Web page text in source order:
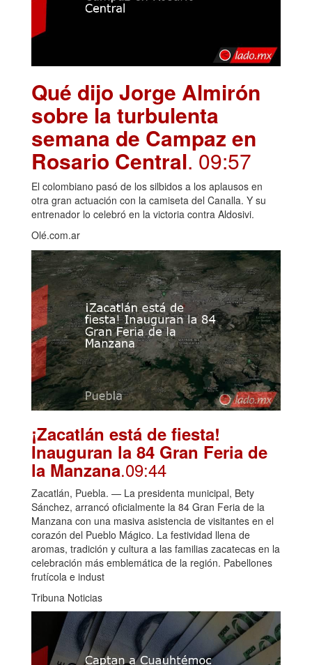
Qué dijo Jorge Almirón
sobre la turbulenta
semana de Campaz en
Rosario Central. 09:57
El colombiano pasó de los silbidos a los aplausos en
otra gran actuación con la camiseta del Canalla. Y su
entrenador lo celebró en la victoria contra Aldosivi.
Olé.com.ar
¡Zacatlán está de fiesta!
Inauguran la 84 Gran Feria de
la Manzana.09:44
Zacatlán, Puebla. — La presidenta municipal, Bety
Sánchez, arrancó oficialmente la 84 Gran Feria de la
Manzana con una masiva asistencia de visitantes en el
corazón del Pueblo Mágico. La festividad llena de
aromas, tradición y cultura a las familias zacatecas en la
celebración más emblemática de la región. Pabellones
frutícola e indust
Tribuna Noticias